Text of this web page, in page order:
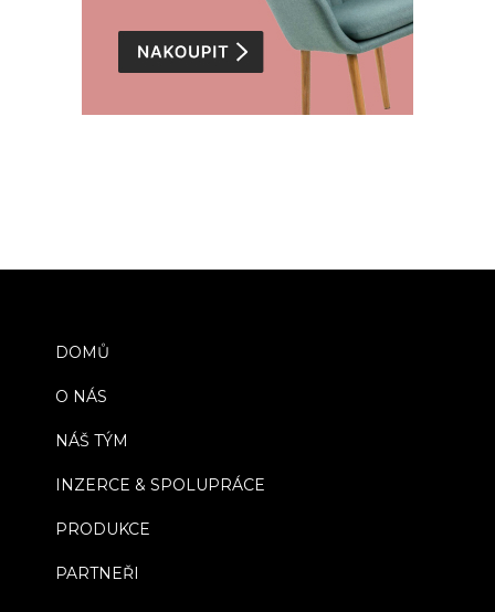
DOMŮ
O NÁS
NÁŠ TÝM
INZERCE & SPOLUPRÁCE
PRODUKCE
PARTNEŘI